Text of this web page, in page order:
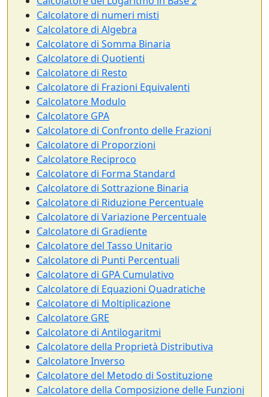
Calcolatore di numeri misti
Calcolatore di Algebra
Calcolatore di Somma Binaria
Calcolatore di Quotienti
Calcolatore di Resto
Calcolatore di Frazioni Equivalenti
Calcolatore Modulo
Calcolatore GPA
Calcolatore di Confronto delle Frazioni
Calcolatore di Proporzioni
Calcolatore Reciproco
Calcolatore di Forma Standard
Calcolatore di Sottrazione Binaria
Calcolatore di Riduzione Percentuale
Calcolatore di Variazione Percentuale
Calcolatore di Gradiente
Calcolatore del Tasso Unitario
Calcolatore di Punti Percentuali
Calcolatore di GPA Cumulativo
Calcolatore di Equazioni Quadratiche
Calcolatore di Moltiplicazione
Calcolatore GRE
Calcolatore di Antilogaritmi
Calcolatore della Proprietà Distributiva
Calcolatore Inverso
Calcolatore del Metodo di Sostituzione
Calcolatore della Composizione delle Funzioni